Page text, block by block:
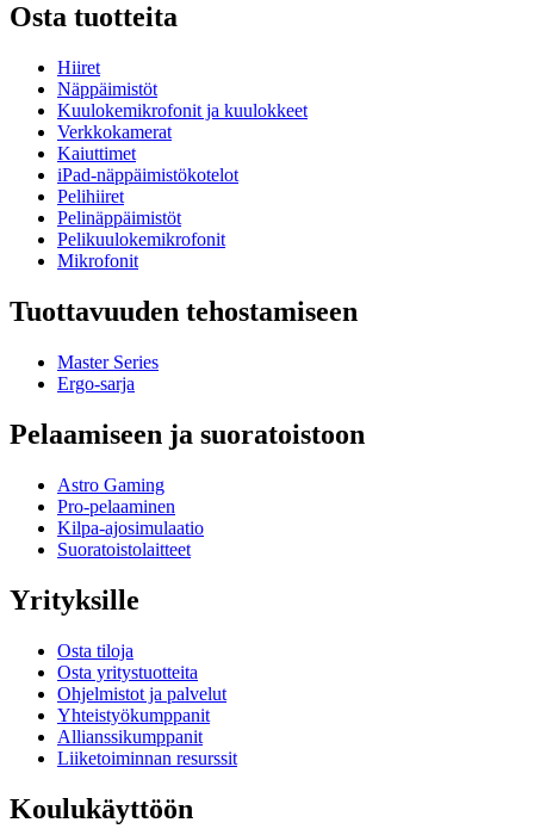
Osta tuotteita
Hiiret
Näppäimistöt
Kuulokemikrofonit ja kuulokkeet
Verkkokamerat
Kaiuttimet
iPad-näppäimistökotelot
Pelihiiret
Pelinäppäimistöt
Pelikuulokemikrofonit
Mikrofonit
Tuottavuuden tehostamiseen
Master Series
Ergo-sarja
Pelaamiseen ja suoratoistoon
Astro Gaming
Pro-pelaaminen
Kilpa-ajosimulaatio
Suoratoistolaitteet
Yrityksille
Osta tiloja
Osta yritystuotteita
Ohjelmistot ja palvelut
Yhteistyökumppanit
Allianssikumppanit
Liiketoiminnan resurssit
Koulukäyttöön